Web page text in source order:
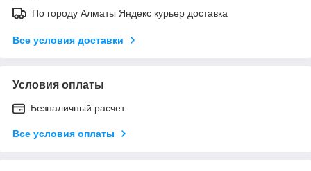
По городу Алматы Яндекс курьер доставка
Все условия доставки
Условия оплаты
Безналичный расчет
Все условия оплаты